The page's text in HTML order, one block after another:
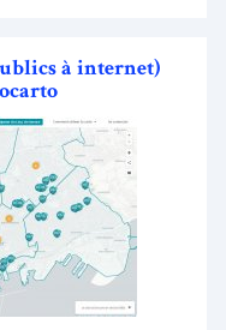
à internet)